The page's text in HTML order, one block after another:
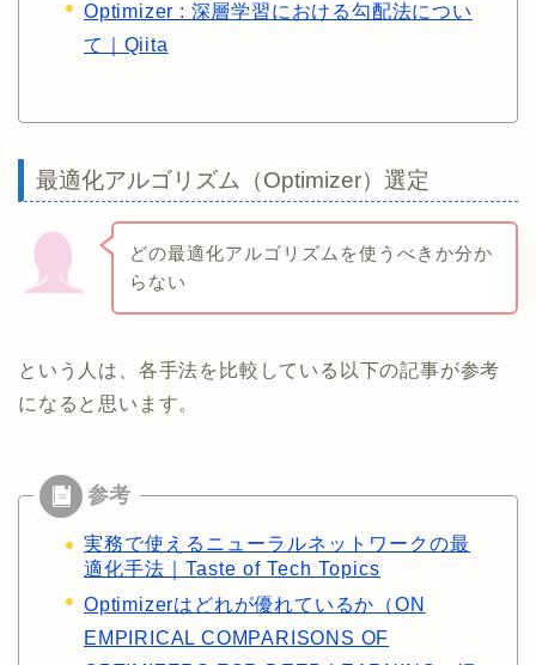
Optimizer : 深層学習における勾配法につい
て｜Qiita
最適化アルゴリズム（Optimizer）選定
どの最適化アルゴリズムを使うべきか分か
らない
という人は、各手法を比較している以下の記事が参考
になると思います。
実務で使えるニューラルネットワークの最
適化手法｜Taste of Tech Topics
Optimizerはどれが優れているか（ON
EMPIRICAL COMPARISONS OF